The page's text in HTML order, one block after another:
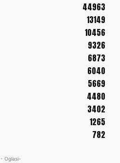
44963
13149
10456
9326
6873
6040
5669
4480
3402
1265
782
- Oglasi-